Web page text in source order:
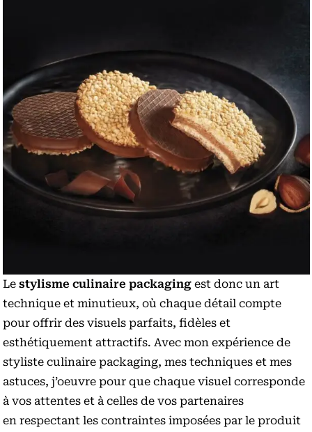
Le stylisme culinaire packaging est donc un art
technique et minutieux, où chaque détail compte
pour offrir des visuels parfaits, fidèles et
esthétiquement attractifs. Avec mon expérience de
styliste culinaire packaging, mes techniques et mes
astuces, j’oeuvre pour que chaque visuel corresponde
à vos attentes et à celles de vos partenaires
en respectant les contraintes imposées par le produit